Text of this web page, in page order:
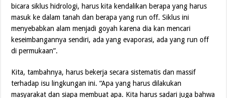
bicara siklus hidrologi, harus kita kendalikan berapa yang harus
masuk ke dalam tanah dan berapa yang run off. Siklus ini
menyebabkan alam menjadi goyah karena dia kan mencari
keseimbangannya sendiri, ada yang evaporasi, ada yang run off
di permukaan”.
Kita, tambahnya, harus bekerja secara sistematis dan massif
terhadap isu lingkungan ini. “Apa yang harus dilakukan
masyarakat dan siapa membuat apa. Kita harus sadari juga bahwa